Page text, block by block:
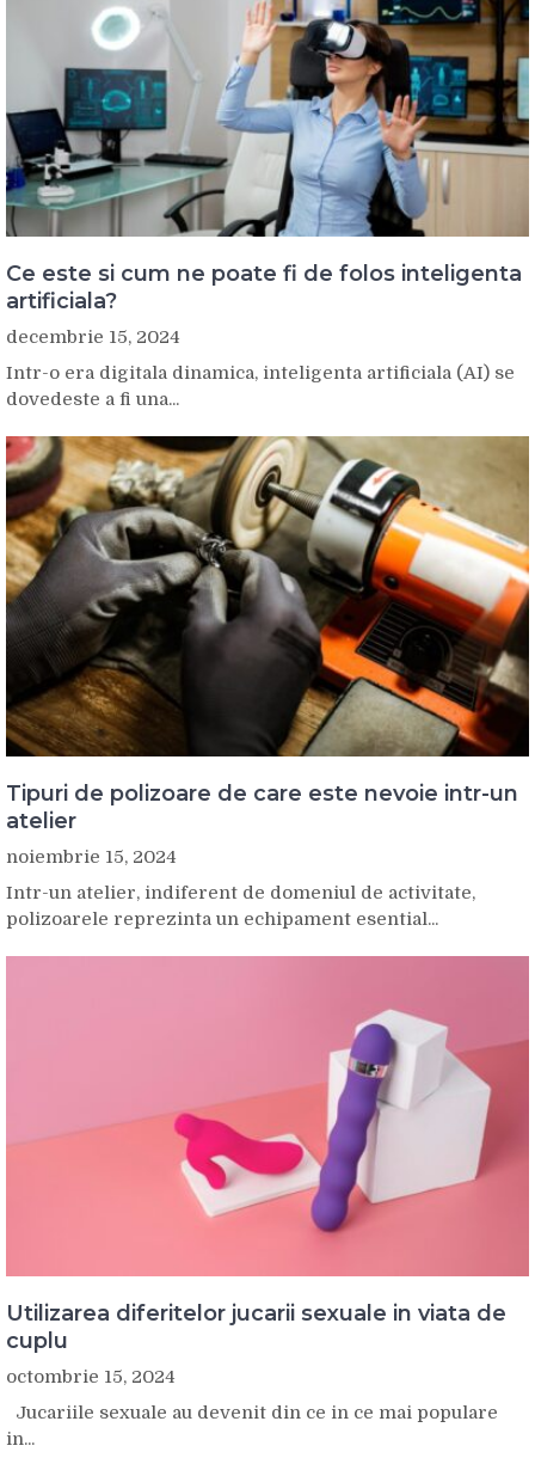
Ce este si cum ne poate fi de folos inteligenta
artificiala?
decembrie 15, 2024
Intr-o era digitala dinamica, inteligenta artificiala (AI) se
dovedeste a fi una...
Tipuri de polizoare de care este nevoie intr-un
atelier
noiembrie 15, 2024
Intr-un atelier, indiferent de domeniul de activitate,
polizoarele reprezinta un echipament esential...
Utilizarea diferitelor jucarii sexuale in viata de
cuplu
octombrie 15, 2024
Jucariile sexuale au devenit din ce in ce mai populare
in...